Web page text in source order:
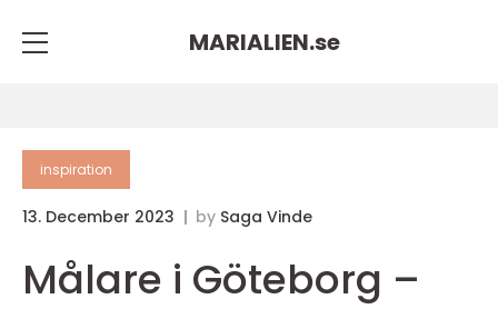
MARIALIEN.se
inspiration
13. December 2023 by Saga Vinde
Målare i Göteborg –